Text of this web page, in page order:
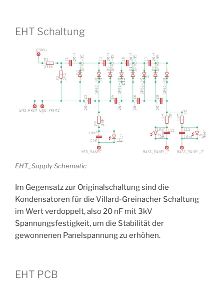
EHT Schaltung
EHT_Supply Schematic
Im Gegensatz zur Originalschaltung sind die
Kondensatoren für die Villard-Greinacher Schaltung
im Wert verdoppelt, also 20 nF mit 3kV
Spannungsfestigkeit, um die Stabilität der
gewonnenen Panelspannung zu erhöhen.
EHT PCB